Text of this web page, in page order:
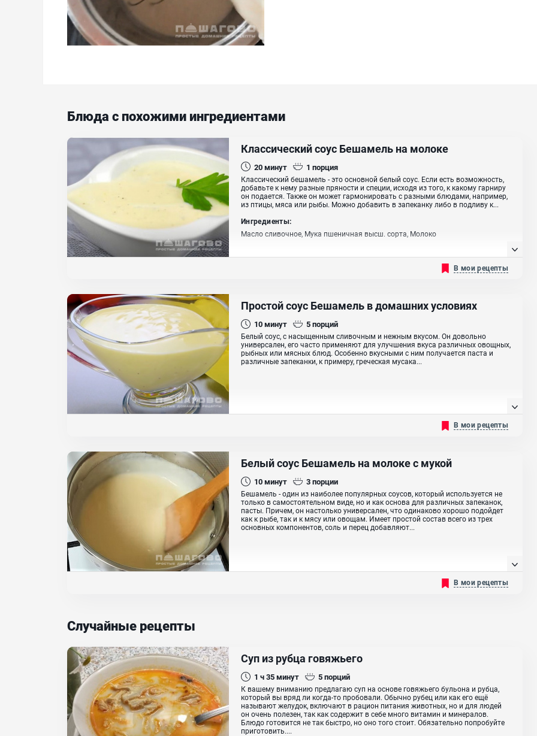
Блюда с похожими ингредиентами
Классический соус Бешамель на молоке
20минут 1 порция
Классический бешамель - это основной белый соус. Если есть возможность,
добавьте к нему разные пряности и специи, исходя из того, к какому гарниру
он подается. Также он может гармонировать с разными блюдами, например,
из птицы, мяса или рыбы. Можно добавить в запеканку либо в подливу к...
Ингредиенты:
Масло сливочное, Мука пшеничная высш. сорта, Молоко
В мои рецепты
Простой соус Бешамель в домашних условиях
10минут 5порций
Белый соус, с насыщенным сливочным и нежным вкусом. Он довольно
универсален, его часто применяют для улучшения вкуса различных овощных,
рыбных или мясных блюд. Особенно вкусными с ним получается паста и
различные запеканки, к примеру, греческая мусака...
В мои рецепты
Белый соус Бешамель на молоке с мукой
10минут 3порции
Бешамель - один из наиболее популярных соусов, который используется не
только в самостоятельном виде, но и как основа для различных запеканок,
пасты. Причем, он настолько универсален, что одинаково хорошо подойдет
как к рыбе, так и к мясу или овощам. Имеет простой состав всего из трех
основных компонентов, соль и перец добавляют...
В мои рецепты
Случайные рецепты
Суп из рубца говяжьего
1 ч 35минут 5порций
К вашему вниманию предлагаю суп на основе говяжьего бульона и рубца,
который вы вряд ли когда-то пробовали. Обычно рубец или как его ещё
называют желудок, включают в рацион питания животных, но и для людей
он очень полезен, так как содержит в себе много витамин и минералов.
Блюдо готовится не так быстро, но оно того стоит. Обязательно попробуйте
приготовить....